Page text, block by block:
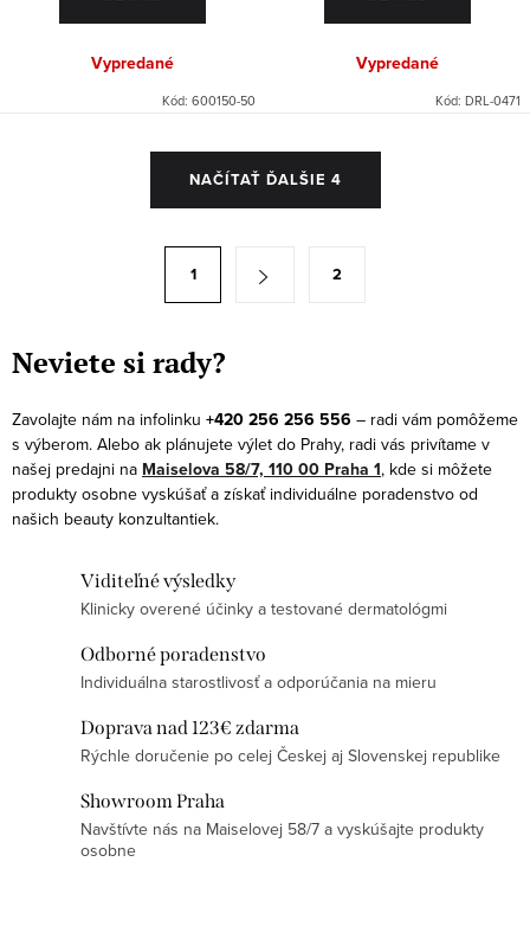
Vypredané
Kód: 600150-50
Vypredané
Kód: DRL-0471
c
i
e
p
r
v
k
NAČÍTAŤ ĎALŠIE 4
á
k
o
v
a
1 2
Neviete si rady?
Zavolajte nám na infolinku +420 256 256 556 – radi vám pomôžeme
s výberom. Alebo ak plánujete výlet do Prahy, radi vás privítame v
našej predajni na Maiselova 58/7, 110 00 Praha 1, kde si môžete
produkty osobne vyskúšať a získať individuálne poradenstvo od
našich beauty konzultantiek.
Viditeľné výsledky
Klinicky overené účinky a testované dermatológmi
Odborné poradenstvo
Individuálna starostlivosť a odporúčania na mieru
Doprava nad 123€ zdarma
Rýchle doručenie po celej Českej aj Slovenskej republike
Showroom Praha
Navštívte nás na Maiselovej 58/7 a vyskúšajte produkty
osobne